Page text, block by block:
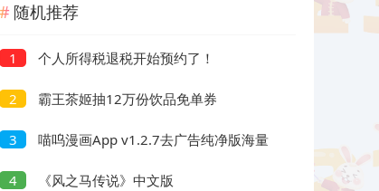
随机推荐
1 个人所得税退税开始预约了！
2 霸王茶姬抽12万份饮品免单券
3
喵呜漫画App v1.2.7去广告纯净版海量
免费漫画
4 《风之马传说》中文版